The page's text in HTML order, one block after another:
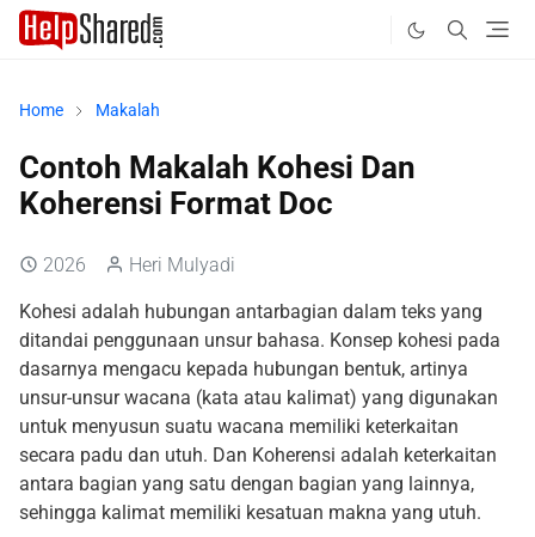
Home Makalah
Contoh Makalah Kohesi Dan
Koherensi Format Doc
2026 Heri Mulyadi
Kohesi adalah hubungan antarbagian dalam teks yang
ditandai penggunaan unsur bahasa. Konsep kohesi pada
dasarnya mengacu kepada hubungan bentuk, artinya
unsur-unsur wacana (kata atau kalimat) yang digunakan
untuk menyusun suatu wacana memiliki keterkaitan
secara padu dan utuh. Dan Koherensi adalah keterkaitan
antara bagian yang satu dengan bagian yang lainnya,
sehingga kalimat memiliki kesatuan makna yang utuh.